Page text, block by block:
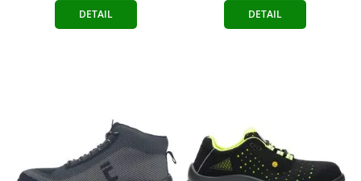
DETAIL DETAIL